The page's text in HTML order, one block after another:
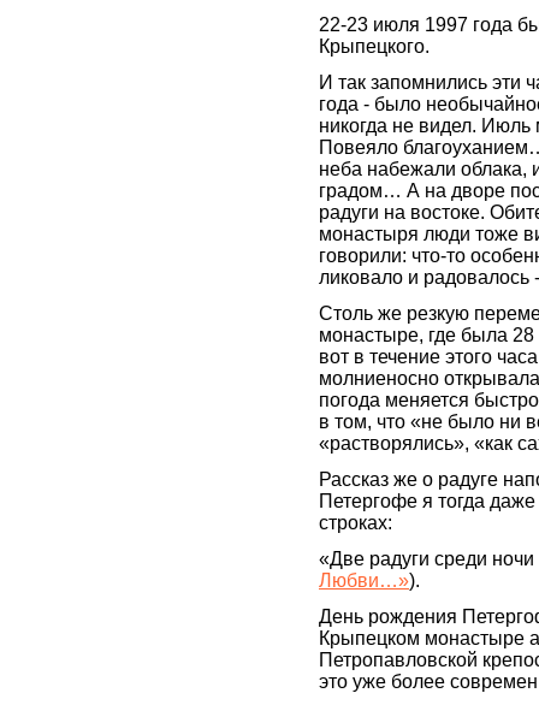
22-23 июля 1997 года
Крыпецкого.
И так запомнились эти
года - было
никогда не видел.
Повеяло
неба набежали облака,
градом… А на дворе
радуги на востоке.
монастыря люди тоже
говорили: что-то
ликовало и
Столь же резкую
монастыре, где была 28
вот в течение этого
молниеносно
погода меняется
в том, что «не было ни
«растворялись», «как
Рассказ же о радуге
Петергофе я тогда
строках:
«Две радуги среди
Любви…»).
День рождения
Крыпецком монастыре
Петропавловской
это уже более